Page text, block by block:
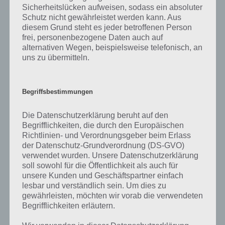
16% – Holz
15% – Kinder
9% – Farben
7% – Formen
5% – Teppich
Lösung nicht mehr korrekt?
Lösung von 94 Prozent fehlt, so teile uns die korrekten Lösungen
einfach in den Kommentaren mit. Nur so können wir stets die
aktuellen Antworten auf die zahlreichen Fragen in der App geben.
Darum geht es bei 94%
Was ist 94%? In der App 94% musst du auf Basis eines Bildes oder
einer Aussage die Antworten herausfinden, die von anderen Spielern
am häufigsten genannt worden sind. Nur so kannst du das nächste
Sicherheitslücken aufweisen, sodass ein absoluter
Schutz nicht gewährleistet werden kann. Aus
diesem Grund steht es jeder betroffenen Person
frei, personenbezogene Daten auch auf
alternativen Wegen, beispielsweise telefonisch, an
uns zu übermitteln.
Begriffsbestimmungen
Die Datenschutzerklärung beruht auf den
Begrifflichkeiten, die durch den Europäischen
Richtlinien- und Verordnungsgeber beim Erlass
der Datenschutz-Grundverordnung (DS-GVO)
verwendet wurden. Unsere Datenschutzerklärung
soll sowohl für die Öffentlichkeit als auch für
unsere Kunden und Geschäftspartner einfach
lesbar und verständlich sein. Um dies zu
gewährleisten, möchten wir vorab die verwendeten
Begrifflichkeiten erläutern.